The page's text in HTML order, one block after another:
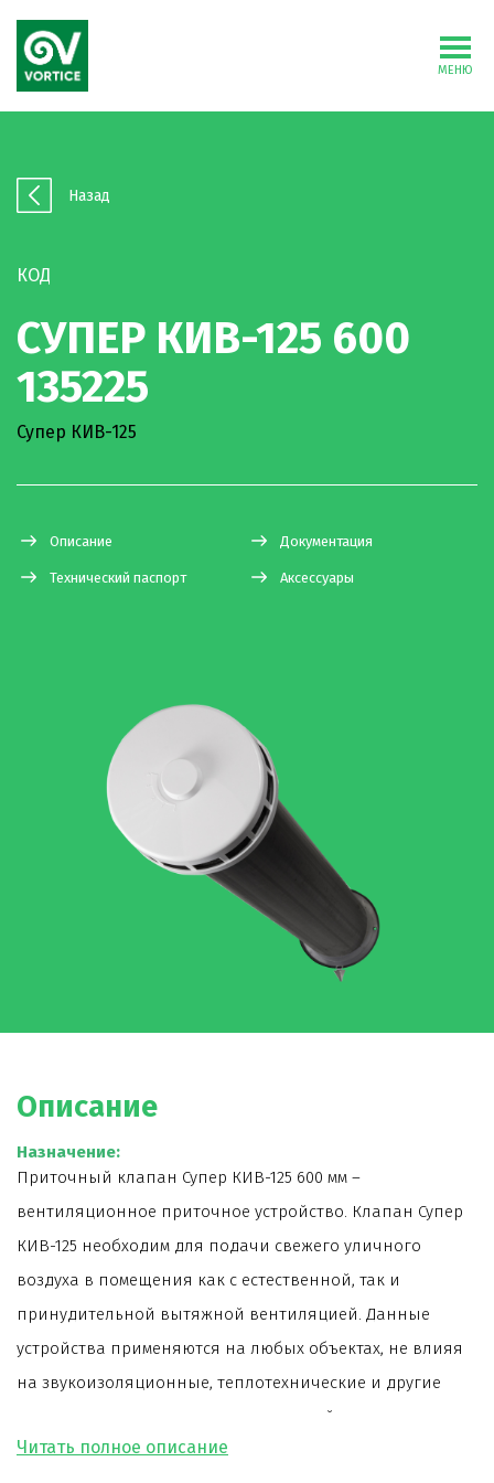
МЕНЮ
Назад
КОД
СУПЕР КИВ-125 600
135225
Супер КИВ-125
Описание Документация
Технический паспорт Аксессуары
Описание
Назначение:
Приточный клапан Супер КИВ-125 600 мм –
вентиляционное приточное устройство. Клапан Супер
КИВ-125 необходим для подачи свежего уличного
воздуха в помещения как с естественной, так и
принудительной вытяжной вентиляцией. Данные
устройства применяются на любых объектах, не влияя
на звукоизоляционные, теплотехнические и другие
характеристики стеновых конструкций.
Ключевые особенности: